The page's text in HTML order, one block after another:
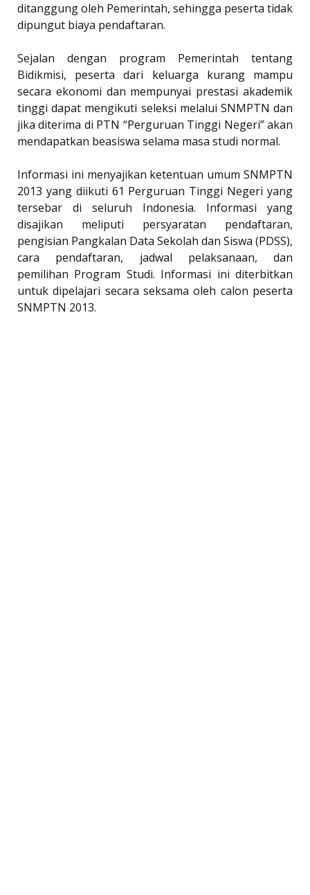
ditanggung oleh Pemerintah, sehingga peserta tidak
dipungut biaya pendaftaran.
Sejalan dengan program Pemerintah tentang
Bidikmisi, peserta dari keluarga kurang mampu
secara ekonomi dan mempunyai prestasi akademik
tinggi dapat mengikuti seleksi melalui SNMPTN dan
jika diterima di PTN “Perguruan Tinggi Negeri” akan
mendapatkan beasiswa selama masa studi normal.
Informasi ini menyajikan ketentuan umum SNMPTN
2013 yang diikuti 61 Perguruan Tinggi Negeri yang
tersebar di seluruh Indonesia. Informasi yang
disajikan meliputi persyaratan pendaftaran,
pengisian Pangkalan Data Sekolah dan Siswa (PDSS),
cara pendaftaran, jadwal pelaksanaan, dan
pemilihan Program Studi. Informasi ini diterbitkan
untuk dipelajari secara seksama oleh calon peserta
SNMPTN 2013.